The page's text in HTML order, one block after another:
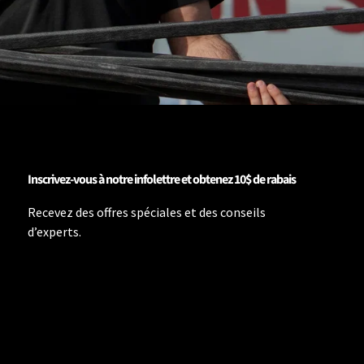
Inscrivez-vous à notre infolettre et obtenez 10$ de rabais
Recevez des offres spéciales et des conseils
d’experts.